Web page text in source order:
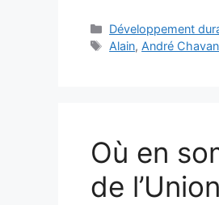
Catégories
Développement
Étiquettes
Alain, André
Où en
de